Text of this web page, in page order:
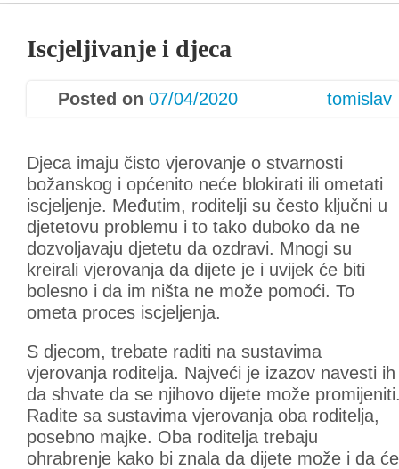
Iscjeljivanje i djeca
Posted on 07/04/2020 tomislav
Djeca imaju čisto vjerovanje o stvarnosti
božanskog i općenito neće blokirati ili ometati
iscjeljenje. Međutim, roditelji su često ključni u
djetetovu problemu i to tako duboko da ne
dozvoljavaju djetetu da ozdravi. Mnogi su
kreirali vjerovanja da dijete je i uvijek će biti
bolesno i da im ništa ne može pomoći. To
ometa proces iscjeljenja.
S djecom, trebate raditi na sustavima
vjerovanja roditelja. Najveći je izazov navesti ih
da shvate da se njihovo dijete može
Radite sa sustavima vjerovanja oba roditelja,
posebno majke. Oba roditelja trebaju
ohrabrenje kako bi znala da dijete može i da će